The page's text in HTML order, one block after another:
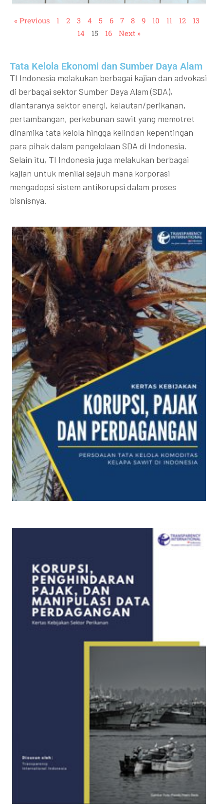
« Previous 1 2 3 4 5 6 7 8 9 10 11 12
13
14
15 16 Next »
Tata Kelola Ekonomi dan Sumber Daya Alam
TI Indonesia melakukan berbagai kajian dan advokasi
di berbagai sektor Sumber Daya Alam (SDA),
diantaranya sektor energi, kelautan/perikanan,
pertambangan, perkebunan sawit yang memotret
dinamika tata kelola hingga kelindan kepentingan
para pihak dalam pengelolaan SDA di Indonesia.
Selain itu, TI Indonesia juga melakukan berbagai
kajian untuk menilai sejauh mana korporasi
mengadopsi sistem antikorupsi dalam proses
bisnisnya.